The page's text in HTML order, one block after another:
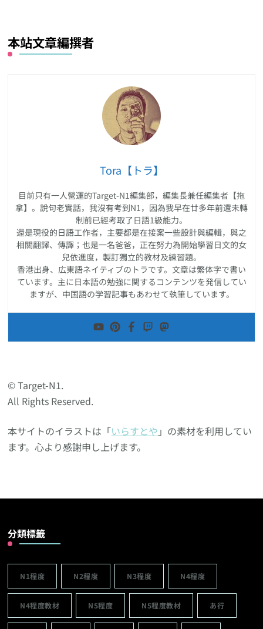
本站文章編撰者
Tora【トラ】
目前只有一人營運的Target-N1編集部，編集長兼任編集者【拖
拿】。說句老實話，我沒有考到N1，因為我早在廿多年前還未轉
制前已經考取了日語1級能力。
還是現役的日語工作者，主要都是在接案一些設計與編輯，與之
相關翻譯、傳譯；也是一名爸爸，正在努力為開始學習日文的女
兒依進度，製訂獨立的教材及練習題。
香港出身、広東語ネイティブのトラです。文章は繁体字で書い
ています。主に日本語の勉強に関するコンテンツを発信してい
ますが、中国語の学習記事もあわせて執筆しています。
© Target-N1.
All Rights Reserved.
本サイトのイラストは「いらすとや 」の素材を利用してい
ます。心より感謝申し上げます。
分類標籤
N1程度 N2程度 N3程度 N4程度
N4程度教材 N5程度 N5程度教材 あ行